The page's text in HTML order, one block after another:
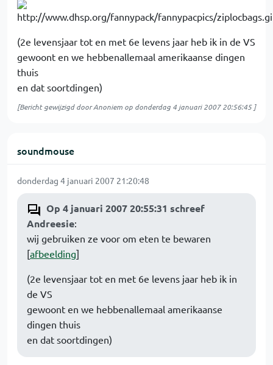
(2e levensjaar tot en met 6e levens jaar heb ik in de VS
gewoont en we hebbenallemaal amerikaanse dingen
thuis
en dat soortdingen)
[Bericht gewijzigd door Anoniem op donderdag 4 januari 2007 20:56:45]
soundmouse
donderdag 4 januari 2007 21:20:48
Op 4 januari 2007 20:55:31 schreef
Andreesie:
wij gebruiken ze voor om eten te bewaren
[afbeelding]
(2e levensjaar tot en met 6e levens jaar heb ik in
de VS
gewoont en we hebbenallemaal amerikaanse
dingen thuis
en dat soortdingen)